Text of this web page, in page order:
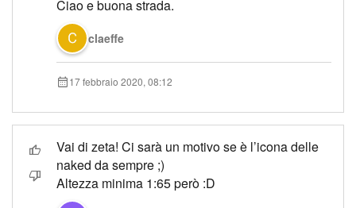
Ciao e buona strada.
claeffe
17 febbraio 2020, 08:12
Vai di zeta! Ci sarà un motivo se è l’icona delle
naked da sempre ;)
Altezza minima 1:65 però :D